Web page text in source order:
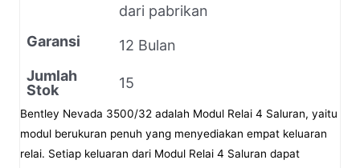
dari pabrikan
Garansi
12 Bulan
Jumlah
Stok
15
Bentley Nevada 3500/32 adalah Modul Relai 4 Saluran, yaitu
modul berukuran penuh yang menyediakan empat keluaran
relai. Setiap keluaran dari Modul Relai 4 Saluran dapat